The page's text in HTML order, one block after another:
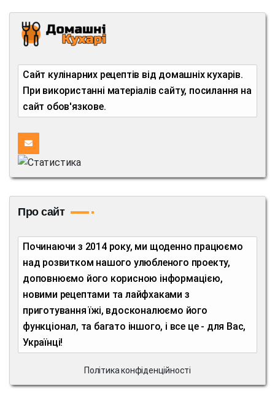
Сайт кулінарних рецептів від домашніх кухарів.
При використанні матеріалів сайту, посилання на
сайт обов'язкове.
Про сайт
Починаючи з 2014 року, ми щоденно працюємо
над розвитком нашого улюбленого проекту,
доповнюємо його корисною інформацією,
новими рецептами та лайфхаками з
приготування їжі, вдосконалюємо його
функціонал, та багато іншого, і все це - для Вас,
Українці!
Політика конфіденційності